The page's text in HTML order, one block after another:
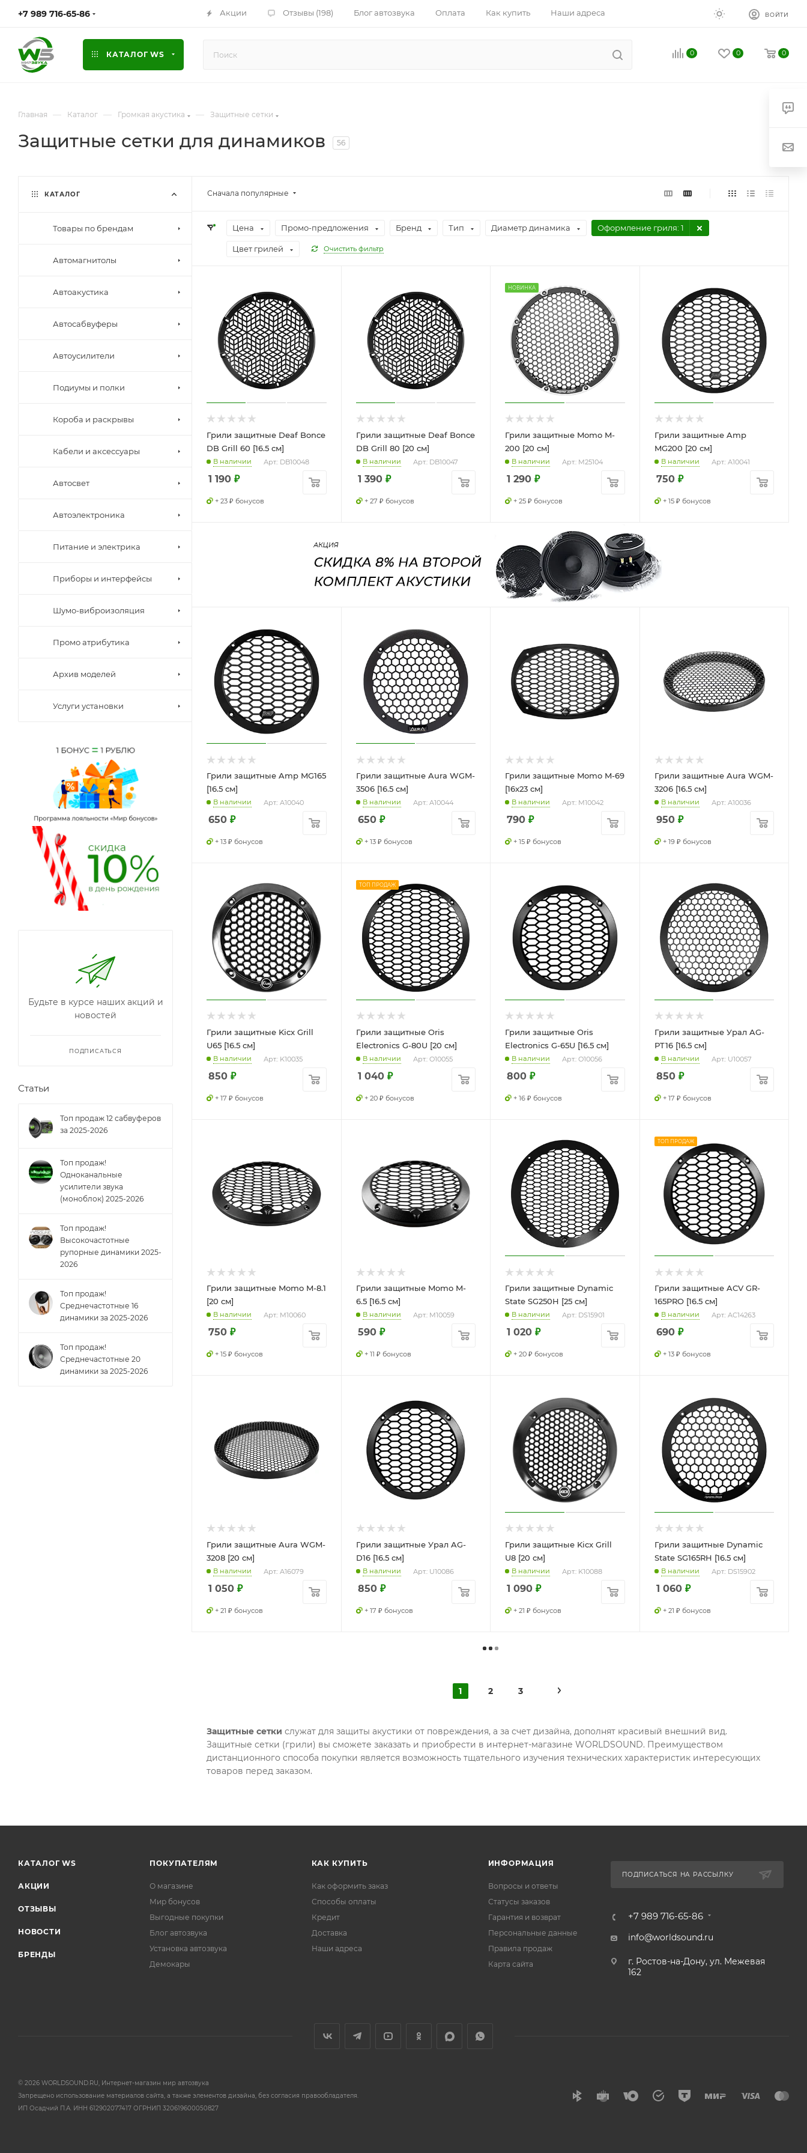
+7 989 716-65-86 Акции Отзывы (198) Блог автозвука Оплата Как купить Наши адреса ВОЙТИ
КАТАЛОГ WS 0 0 0
Главная — Каталог — Громкая акустика — Защитные сетки
Защитные сетки для динамиков 56
Сначала популярные
Цена Промо-предложения Бренд Тип Диаметр динамика Оформление гриля: 1
Цвет грилей Очистить фильтр
Грили защитные Deaf Bonce
DB Grill 60 [16.5 см]
В наличии Арт.: DB10048
1 190 ₽
+ 23 ₽ бонусов
Грили защитные Deaf Bonce
DB Grill 80 [20 см]
В наличии Арт.: DB10047
1 390₽
+ 27 ₽ бонусов
НОВИНКА
Грили защитные Momo M-
200 [20 см]
В наличии Арт.: M25104
1 290 ₽
+ 25 ₽ бонусов
Грили защитные Amp
MG200 [20 см]
В наличии Арт.: A10041
750₽
+ 15 ₽ бонусов
Грили защитные Amp MG165
[16.5 см]
В наличии Арт.: A10040
650 ₽
+ 13 ₽ бонусов
Грили защитные Aura WGM-
3506 [16.5 см]
В наличии Арт.: A10044
650₽
+ 13 ₽ бонусов
Грили защитные Momo M-69
[16x23 см]
В наличии Арт.: M10042
790 ₽
+ 15 ₽ бонусов
Грили защитные Aura WGM-
3206 [16.5 см]
В наличии Арт.: A10036
950₽
+ 19 ₽ бонусов
Грили защитные Kicx Grill
U65 [16.5 см]
В наличии Арт.: K10035
850 ₽
+ 17 ₽ бонусов
ТОП ПРОДАЖ
Грили защитные Oris
Electronics G-80U [20 см]
В наличии Арт.: O10055
1 040₽
+ 20 ₽ бонусов
Грили защитные Oris
Electronics G-65U [16.5 см]
В наличии Арт.: O10056
800 ₽
+ 16 ₽ бонусов
Грили защитные Урал AG-
PT16 [16.5 см]
В наличии Арт.: U10057
850₽
+ 17 ₽ бонусов
Грили защитные Momo M-8.1
[20 см]
В наличии Арт.: M10060
750 ₽
+ 15 ₽ бонусов
Грили защитные Momo M-
6.5 [16.5 см]
В наличии Арт.: M10059
590₽
+ 11 ₽ бонусов
Грили защитные Dynamic
State SG250H [25 см]
В наличии Арт.: DS15901
1 020 ₽
+ 20 ₽ бонусов
ТОП ПРОДАЖ
Грили защитные ACV GR-
165PRO [16.5 см]
В наличии Арт.: AC14263
690₽
+ 13 ₽ бонусов
Грили защитные Aura WGM-
3208 [20 см]
В наличии Арт.: A16079
1 050 ₽
+ 21 ₽ бонусов
Грили защитные Урал AG-
D16 [16.5 см]
В наличии Арт.: U10086
850₽
+ 17 ₽ бонусов
Грили защитные Kicx Grill
U8 [20 см]
В наличии Арт.: K10088
1 090 ₽
+ 21 ₽ бонусов
Грили защитные Dynamic
State SG165RH [16.5 см]
В наличии Арт.: DS15902
1 060₽
+ 21 ₽ бонусов
1 2 3
Защитные сетки служат для защиты акустики от повреждения, а за счет дизайна, дополнят красивый внешний вид.
Защитные сетки (грили) вы сможете заказать и приобрести в интернет-магазине WORLDSOUND. Преимуществом
дистанционного способа покупки является возможность тщательного изучения технических характеристик интересующих
товаров перед заказом.
КАТАЛОГ
Товары по брендам
Автомагнитолы
Автоакустика
Автосабвуферы
Автоусилители
Подиумы и полки
Короба и раскрывы
Кабели и аксессуары
Автосвет
Автоэлектроника
Питание и электрика
Приборы и интерфейсы
Шумо-виброизоляция
Промо атрибутика
Архив моделей
Услуги установки
Будьте в курсе наших акций и
новостей
ПОДПИСАТЬСЯ
Статьи
Топ продаж 12 сабвуферов
за 2025-2026
Топ продаж!
Одноканальные
усилители звука
(моноблок) 2025-2026
Топ продаж!
Высокочастотные
рупорные динамики 2025-
2026
Топ продаж!
Cреднечастотные 16
динамики за 2025-2026
Топ продаж!
Cреднечастотные 20
динамики за 2025-2026
КАТАЛОГ WS
АКЦИИ
ОТЗЫВЫ
НОВОСТИ
БРЕНДЫ
ПОКУПАТЕЛЯМ
О магазине
Мир бонусов
Выгодные покупки
Блог автозвука
Установка автозвука
Демокары
КАК КУПИТЬ
Как оформить заказ
Способы оплаты
Кредит
Доставка
Наши адреса
ИНФОРМАЦИЯ
Вопросы и ответы
Статусы заказов
Гарантия и возврат
Персональные данные
Правила продаж
Карта сайта
ПОДПИСАТЬСЯ НА РАССЫЛКУ
+7 989 716-65-86
info@worldsound.ru
г. Ростов-на-Дону, ул. Межевая
162
© 2026 WORLDSOUND.RU, Интернет-магазин мир автозвука
Запрещено использование материалов сайта, а также элементов дизайна, без согласия правообладателя.
ИП Осадчий П.А. ИНН 612902077417 ОГРНИП 320619600050827